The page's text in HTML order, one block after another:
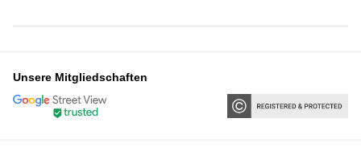
Unsere Mitgliedschaften